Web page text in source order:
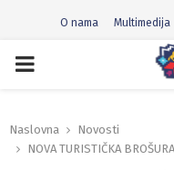
O nama Multimedija
PRIMARY
Naslovna
Novosti
NOVA TURISTIČKA